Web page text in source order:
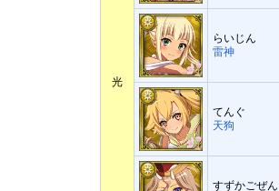
光
らいじん
雷神
てんぐ
天狗
すずかごぜん